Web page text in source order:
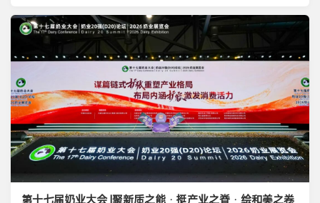
第十七届奶业大会 |聚新质之能 · 挺产业之脊 · 绘和美之卷